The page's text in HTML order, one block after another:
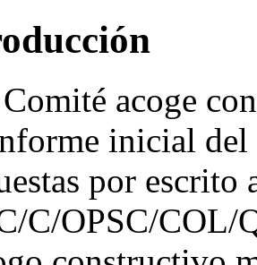
acoge
inicial del
por escrito
C/OPSC/COL/